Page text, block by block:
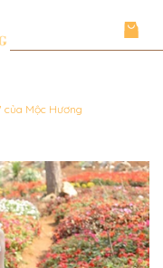
của Mộc Hương